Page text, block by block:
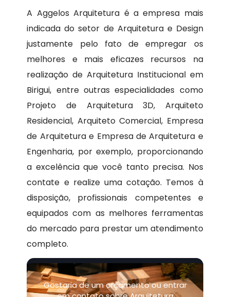
A Aggelos Arquitetura é a empresa mais
indicada do setor de Arquitetura e Design
justamente pelo fato de empregar os
melhores e mais eficazes recursos na
realização de Arquitetura Institucional em
Birigui, entre outras especialidades como
Projeto de Arquitetura 3D, Arquiteto
Residencial, Arquiteto Comercial, Empresa
de Arquitetura e Empresa de Arquitetura e
Engenharia, por exemplo, proporcionando
a excelência que você tanto precisa. Nos
contate e realize uma cotação. Temos à
disposição, profissionais competentes e
equipados com as melhores ferramentas
do mercado para prestar um atendimento
completo.
Gostaria de um orçamento ou entrar